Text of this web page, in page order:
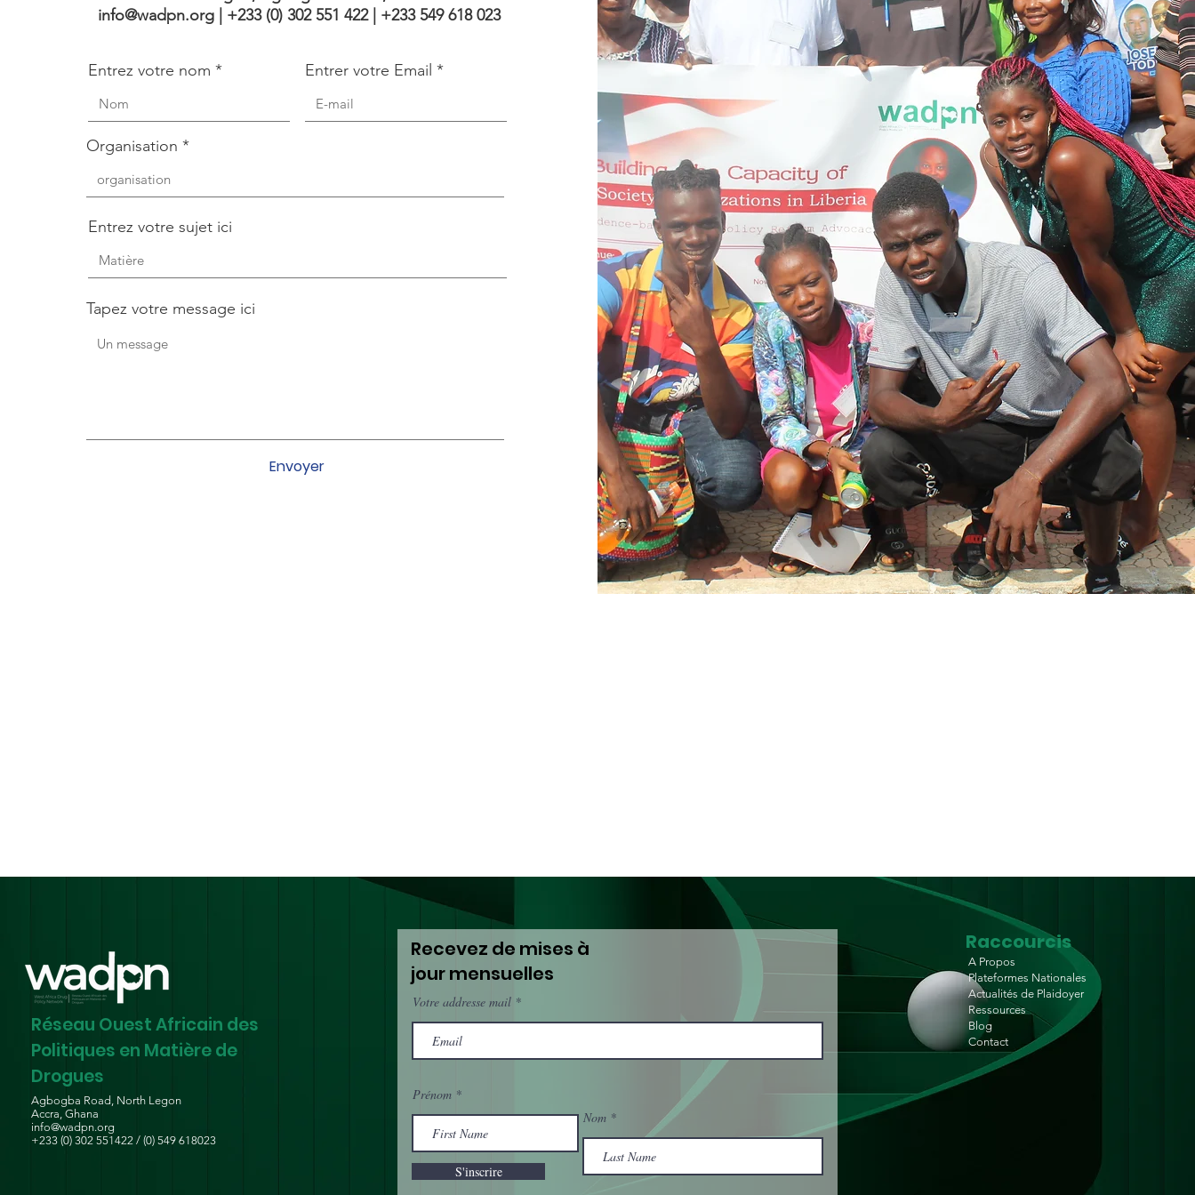
info@wadpn.org
+233(0) 302 551 422 | +233549 618 023
Entrez votre nom Entrer votre Email
Organisation
Entrez votre sujet ici
Tapez votre message ici
Envoyer
Réseau Ouest Africain des
Politiques en Matière de
Drogues
Agbogba Road, North Legon
Accra, Ghana
info@wadpn.org
+233 (0) 302 551422 / (0) 549 618023
Recevez de mises à
jour mensuelles
Votre addresse mail
Prénom
S'inscrire
Nom
Raccourcis
A Propos
Plateformes Nationales
Actualités de Plaidoyer
Ressources
Blog
Contact